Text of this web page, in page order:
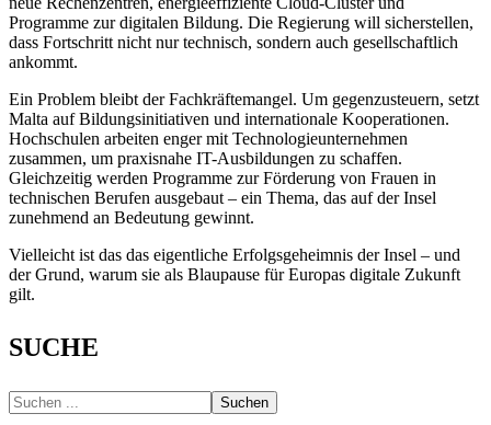
Programme zur digitalen Bildung. Die Regierung will sicherstellen,
dass Fortschritt nicht nur technisch, sondern auch gesellschaftlich
ankommt.
Ein Problem bleibt der Fachkräftemangel. Um gegenzusteuern, setzt
Malta auf Bildungsinitiativen und internationale Kooperationen.
Hochschulen arbeiten enger mit Technologieunternehmen
zusammen, um praxisnahe IT-Ausbildungen zu schaffen.
Gleichzeitig werden Programme zur Förderung von Frauen in
technischen Berufen ausgebaut – ein Thema, das auf der Insel
zunehmend an Bedeutung gewinnt.
Vielleicht ist das das eigentliche Erfolgsgeheimnis der Insel – und
der Grund, warum sie als Blaupause für Europas digitale Zukunft
gilt.
SUCHE
Suchen